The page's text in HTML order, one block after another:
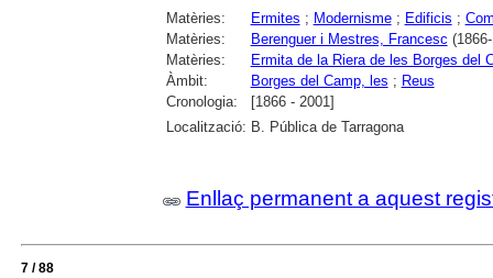
Matèries: Ermites ; Modernisme; Edificis ;
Matèries:
Berenguer i Mestres, Francesc
Matèries:
Ermita de la Riera de les Borges del
Àmbit:
Borges del Camp, les ; Reus
Cronologia:
[1866 - 2001]
Localització: B. Pública de Tarragona
Enllaç permanent a aquest
7 / 88